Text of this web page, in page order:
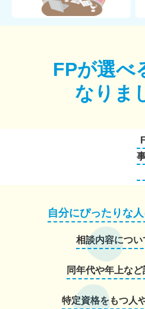
FPが選べ
なりま
自分にぴったりな
相談内容につい
同年代や年上な
特定資格をもつ人